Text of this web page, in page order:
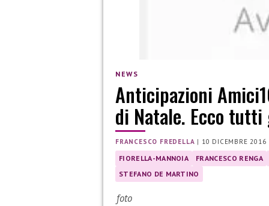
NEWS
Anticipazioni
di Natale. Ecco
FRANCESCO FREDELLA | 10 DICEMBRE 2016
FIORELLA-MANNOIA
FRANCESCO RENGA
STEFANO DE MARTINO
foto